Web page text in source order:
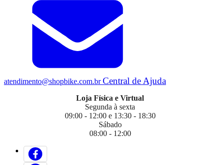
atendimento@shopbike.com.brCentral de Ajuda
Loja Física e Virtual
Segunda à sexta
09:00 - 12:00 e 13:30 - 18:30
Sábado
08:00 - 12:00